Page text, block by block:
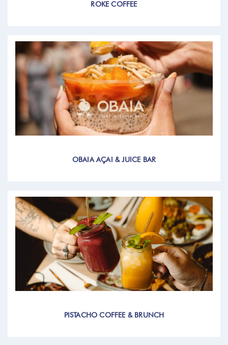
ROKE COFFEE
OBAIA AÇAI & JUICE BAR
PISTACHO COFFEE & BRUNCH